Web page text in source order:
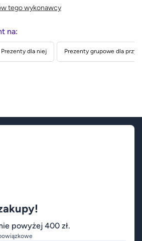
tego wykonawcy
na:
Prezenty dla niej Prezenty grupowe dla
powyżej 400 zł.